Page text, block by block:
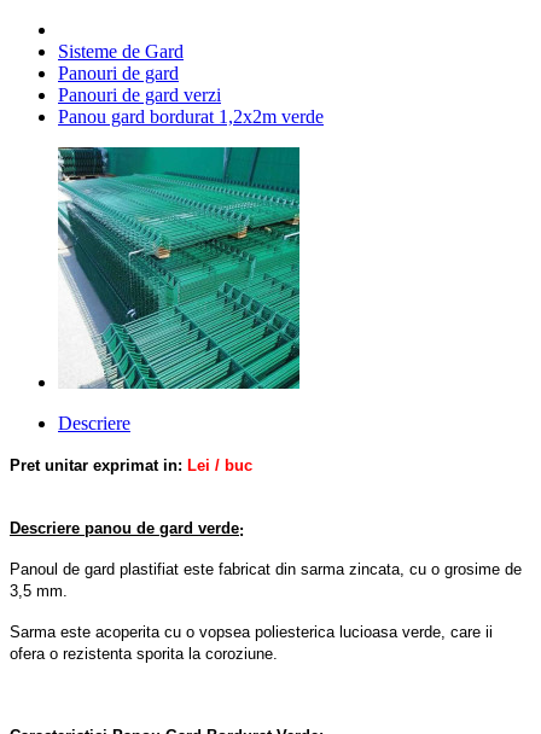
Sisteme de Gard
Panouri de gard
Panouri de gard verzi
Panou gard bordurat 1,2x2m verde
Descriere
Pret unitar exprimat in: Lei / buc
Descriere panou de gard verde:
Panoul de gard plastifiat este fabricat din sarma zincata, cu o grosime de
3,5 mm.
Sarma este acoperita cu o vopsea poliesterica lucioasa verde, care ii
ofera o rezistenta sporita la coroziune.